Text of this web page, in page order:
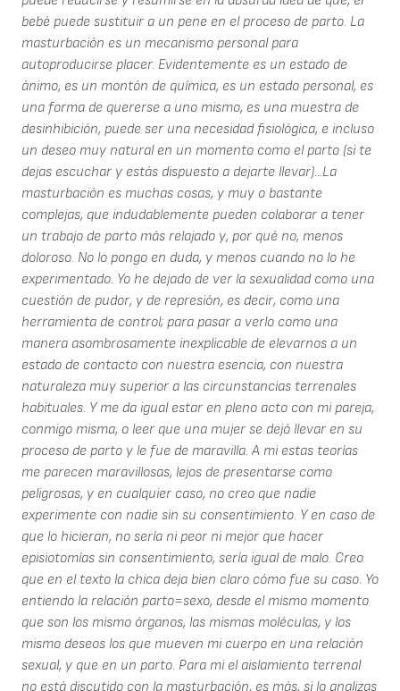
bebé puede sustituir a un pene en el proceso de parto. La
masturbación es un mecanismo personal para
autoproducirse placer. Evidentemente es un estado de
ánimo, es un montón de química, es un estado personal, es
una forma de quererse a uno mismo, es una muestra de
desinhibición, puede ser una necesidad fisiológica, e incluso
un deseo muy natural en un momento como el parto (si te
dejas escuchar y estás dispuesto a dejarte llevar)...La
masturbación es muchas cosas, y muy o bastante
complejas, que indudablemente pueden colaborar a tener
un trabajo de parto más relajado y, por qué no, menos
doloroso. No lo pongo en duda, y menos cuando no lo he
experimentado. Yo he dejado de ver la sexualidad como una
cuestión de pudor, y de represión, es decir, como una
herramienta de control; para pasar a verlo como una
manera asombrosamente inexplicable de elevarnos a un
estado de contacto con nuestra esencia, con nuestra
naturaleza muy superior a las circunstancias terrenales
habituales. Y me da igual estar en pleno acto con mi pareja,
conmigo misma, o leer que una mujer se dejó llevar en su
proceso de parto y le fue de maravilla. A mi estas teorías
me parecen maravillosas, lejos de presentarse como
peligrosas, y en cualquier caso, no creo que nadie
experimente con nadie sin su consentimiento. Y en caso de
que lo hicieran, no sería ni peor ni mejor que hacer
episiotomías sin consentimiento, sería igual de malo. Creo
que en el texto la chica deja bien claro cómo fue su caso. Yo
entiendo la relación parto=sexo, desde el mismo momento
que son los mismo órganos, las mismas moléculas, y los
mismo deseos los que mueven mi cuerpo en una relación
sexual, y que en un parto. Para mi el aislamiento terrenal
no está discutido con la masturbación, es más, si lo analizas